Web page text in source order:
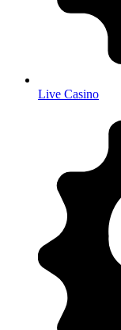
Live Casino